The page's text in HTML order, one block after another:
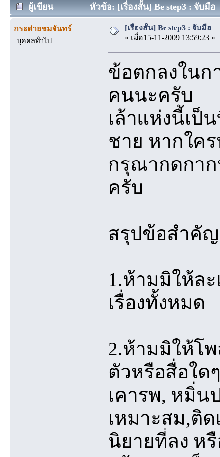
ผู้เขียน หัวข้อ: [เรื่องสั้น] Be step3 : จับมือ
กระต่ายชมจันทร์
บุคคลทั่วไป
[เรื่องสั้น] Be step3 : จับมือ
« เมื่อ15-11-2009 13:59:23 »
ข้อตกลงในก
คนนะครับ
เล้าแห่งนี้เป็
ชาย หากใค
กรุณากดกา
ครับ
สรุปข้อสำคั
1.ห้ามมิให้ล
เรื่องทั้งหมด
2.ห้ามมิให้โ
ตัวหรือสื่อใด
เคารพ, หมิ่น
เหมาะสม,ติ
นิยายที่ลง ห